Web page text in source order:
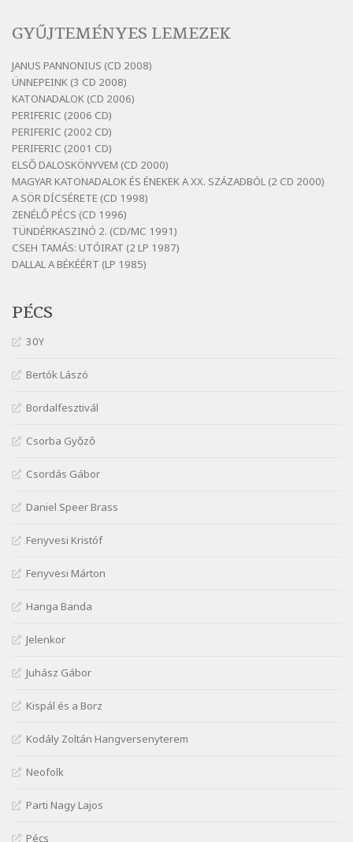
Bertók László: Vásáros
Szélkiáltó
Bertók László: Vizibolt
Szélkiáltó
Bornemissza Endre: Szitakötő
Szélkiáltó
Detlev von Liliencron: Bölcsődal
Szélkiáltó
Fenyvesi Béla: Lesz-e még menedék?
Szélkiáltó
Fenyvesi Béla: Szélkiáltó kánon
Szélkiáltó
Szélkiáltó
Galambosi László: Kalapos
Győri László: Jönnek a törökök
Szélkiáltó
török ellen hadba induló Mátyás királyért
Janus Pannonius: Névváltoztatásáról
Szélkiáltó
Szélkiáltó
József Attila: Hajad az ujjamé
József Attila: Jaj, majdnem
Szélkiáltó
Szélkiáltó
József Attila: Mióta elmentél
József Attila: Ne bántsda gyönge nőt
GYŰJTEMÉNYES LEMEZEK
JANUS PANNONIUS (CD 2008)
ÜNNEPEINK (3 CD 2008)
KATONADALOK (CD 2006)
PERIFERIC (2006 CD)
PERIFERIC (2002 CD)
PERIFERIC (2001 CD)
ELSŐ DALOSKÖNYVEM (CD 2000)
MAGYAR KATONADALOK ÉS ÉNEKEK A XX. SZÁZADBÓL (2 CD 2000)
A SÖR DÍCSÉRETE (CD 1998)
ZENÉLŐ PÉCS (CD 1996)
TÜNDÉRKASZINÓ 2. (CD/MC 1991)
CSEH TAMÁS: UTÓIRAT (2 LP 1987)
DALLAL A BÉKÉÉRT (LP 1985)
PÉCS
30Y
Bertók Lászó
Bordalfesztivál
Csorba Győző
Csordás Gábor
Daniel Speer Brass
Fenyvesi Kristóf
Fenyvesi Márton
Hanga Banda
Jelenkor
Juhász Gábor
Kispál és a Borz
Kodály Zoltán Hangversenyterem
Neofolk
Parti Nagy Lajos
Pécs